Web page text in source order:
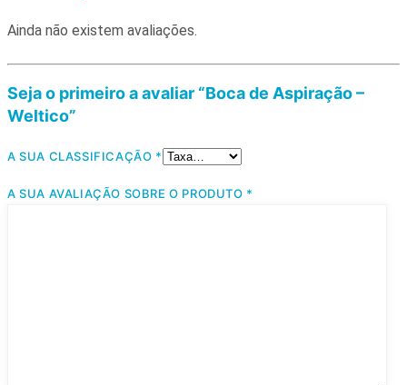
Ainda não existem avaliações.
Seja o primeiro a avaliar “Boca de Aspiração –
Weltico”
A SUA CLASSIFICAÇÃO *
A SUA AVALIAÇÃO SOBRE O PRODUTO *